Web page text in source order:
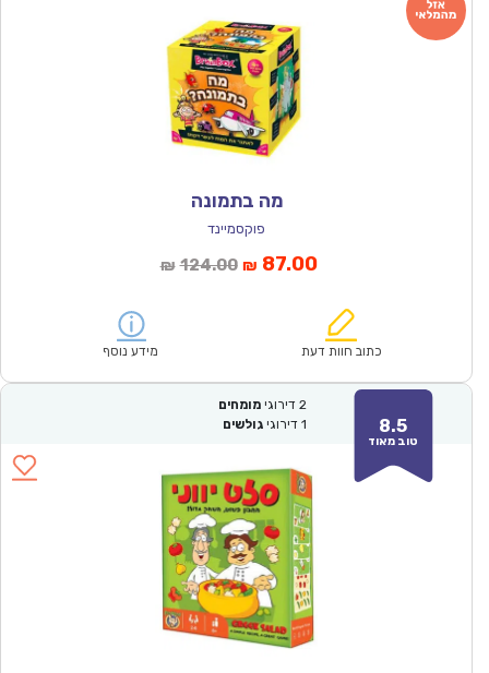
מה בתמונה
פוקסמיינד
₪ 124.00המחיר
₪124.00.
₪ 87.00המחיר
הוא:
כתוב חוות דעת מידע נוסף
8.5
טוב מאוד
2 דירוגי מומחים
1 דירוגי גולשים